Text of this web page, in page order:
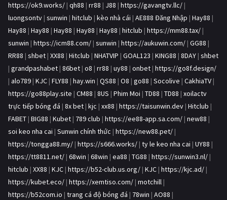
https://ok9.works/ | qh88 | rr88 | J88 | https://gavangtv.llc/ |
luongsontv | sunwin | hitclub | kèo nhà cái | AE888 Đăng Nhập | Hay88 |
Hay88 | Hay88 | Hay88 | Hay88 | Hay88 | hitclub | https://mm88.tax/ |
sunwin | https://icm88.com/ | sunwin | https://aukuwin.com/ | GG88 |
RR88 | shbet | XX88 | Hitclub | NHATVIP | GOAL123 | KING88 | 8DAY | shbet
| grandpashabet | 86bet | o8 | rr88 | uy88 | onbet | https://go8f.design/
| alo789 | KJC | FLY88 | hay.win | QS88 | O8 | go88 | Socolive | CakhiaTV |
https://go88play.site | CM88 | 8US | Phim Moi | TD88 | TD88 | xoilactv
trực tiếp bóng đá | 8x bet | kjc | xx88 | https://taisunwin.dev | Hitclub |
FABET | BIG88 | Kubet | 789 club | https://ee88-app.sa.com/ | new88 |
soi keo nha cai | Sunwin chính thức | https://new88.pet/ |
https://tongga88.my/ | https://s666.works/ | ty le keo nha cai | UY88 |
https://tt8811.net/ | 68win | 68win | ea88 | TG88 | https://sunwin3.nl/ |
hitclub | XX88 | KJC | https://b52-club.us.org/ | KJC | https://kjc.ad/ |
https://kubet.eco/ | https://xemtiso.com/ | motchill |
https://b52com.io | trang cá độ bóng đá | 78win | AO88 |